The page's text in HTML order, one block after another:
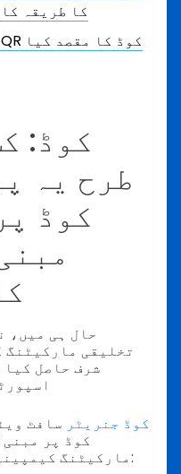
کا طریقہ
طرح یہ
حال ہی میں،
تخلیقی مارکیٹنگ
شرف حاصل کیا
بہترین QR کوڈ جنریٹر سافٹ
مارکیٹنگ کیمپینز بنائی ہیں۔ نیچے دیکھیں: